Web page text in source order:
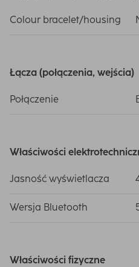
Colour bracelet/housing
Łącza (połączenia, wejścia)
Połączenie
Właściwości
Jasność wyświetlacza
Wersja Bluetooth
Właściwości fizyczne